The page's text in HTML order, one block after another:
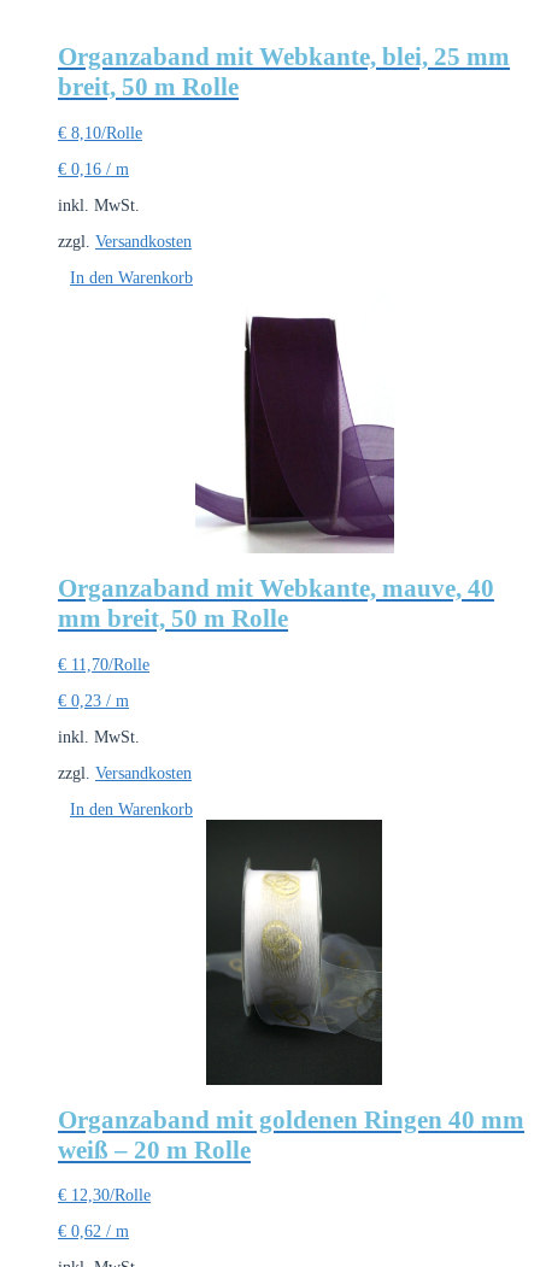
Organzaband mit Webkante, blei, 25 mm
breit, 50 m Rolle
€ 8,10/Rolle
€ 0,16 / m
inkl. MwSt.
zzgl. Versandkosten
In den Warenkorb
Organzaband mit Webkante, mauve, 40
mm breit, 50 m Rolle
€ 11,70/Rolle
€ 0,23 / m
inkl. MwSt.
zzgl. Versandkosten
In den Warenkorb
Organzaband mit goldenen Ringen 40 mm
weiß – 20 m Rolle
€ 12,30/Rolle
€ 0,62 / m